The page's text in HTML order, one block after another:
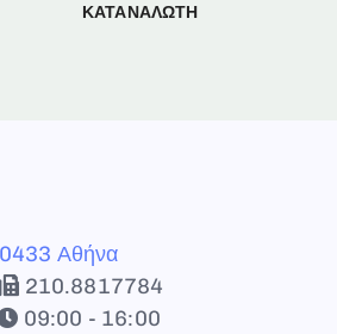
ΚΑΤΑΝΑΛΩΤΗ
Αθήνα
210.8817784
09:00 - 16:00